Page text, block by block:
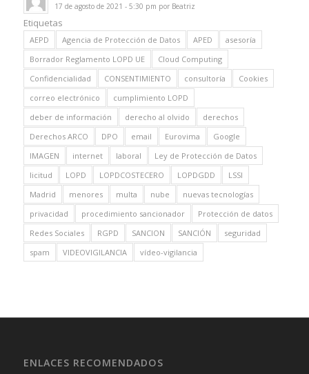
17 de agosto de 2021 - 5:30 pm por Beatriz
Etiquetas
AEPD Agencia de Protección de Datos APED
asesoría
Borrador Reglamento LOPD UE
Cloud Computing
Confidencialidad
CONSENTIMIENTO consultoría
Cookies
correo electrónico
cumplimiento LOPD
deber de información
derecho al olvido
derechos
Derechos ARCO
DPO email Eurovima
Google
IMAGEN
internet laboral
Ley de Protección de Datos
licitud
LOPD LOPDCOSTECERO LOPDGDD
LSSI
Madrid
menores multa nube
nuevas tecnologías
privacidad
procedimiento sancionador
Protección de datos
Redes Sociales
RGPD SANCION SANCIÓN
seguridad
spam
VIDEOVIGILANCIA vídeo-vigilancia
ENLACES RECOMENDADOS